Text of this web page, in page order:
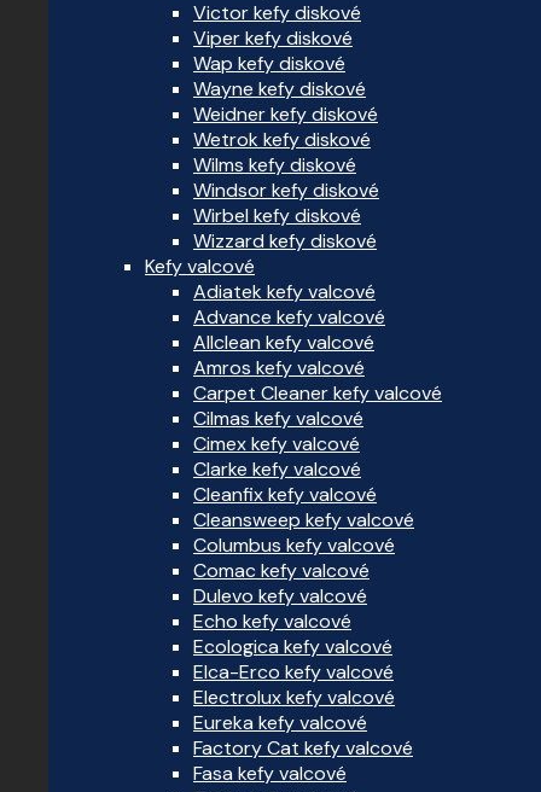
Victor kefy diskové
Viper kefy diskové
Wap kefy diskové
Wayne kefy diskové
Weidner kefy diskové
Wetrok kefy diskové
Wilms kefy diskové
Windsor kefy diskové
Wirbel kefy diskové
Wizzard kefy diskové
Kefy valcové
Adiatek kefy valcové
Advance kefy valcové
Allclean kefy valcové
Amros kefy valcové
Carpet Cleaner kefy valcové
Cilmas kefy valcové
Cimex kefy valcové
Clarke kefy valcové
Cleanfix kefy valcové
Cleansweep kefy valcové
Columbus kefy valcové
Comac kefy valcové
Dulevo kefy valcové
Echo kefy valcové
Ecologica kefy valcové
Elca-Erco kefy valcové
Electrolux kefy valcové
Eureka kefy valcové
Factory Cat kefy valcové
Fasa kefy valcové